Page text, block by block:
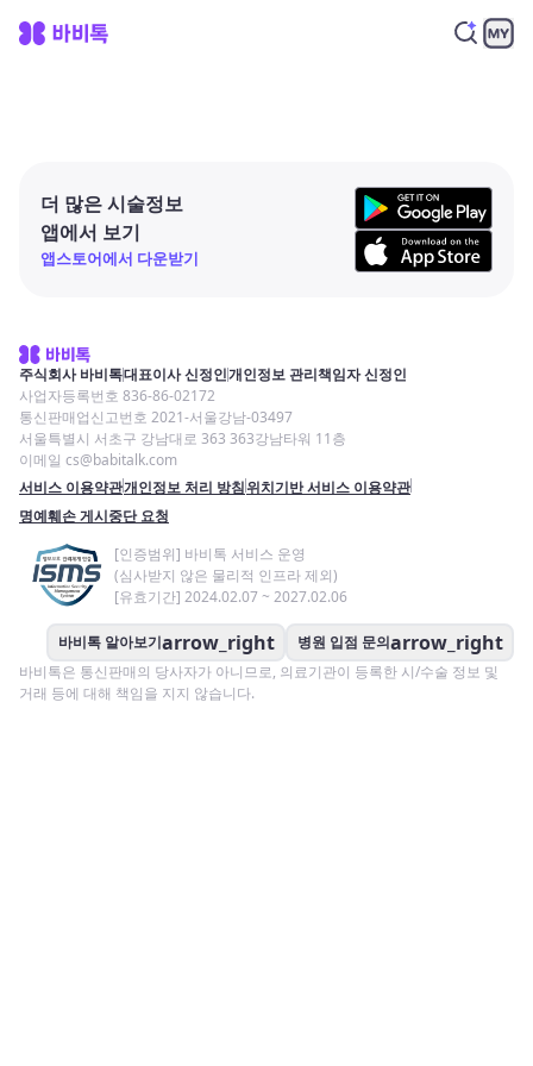
더 많은 시술정보
앱에서 보기
앱스토어에서 다운받기
주식회사 바비톡대표이사 신정인개인정보 관리책임자 신정인
사업자등록번호 836-86-02172
통신판매업신고번호 2021-서울강남-03497
서울특별시 서초구 강남대로 363 363강남타워 11층
이메일 cs@babitalk.com
서비스 이용약관개인정보 처리 방침위치기반 서비스 이용약관
명예훼손 게시중단 요청
[인증범위] 바비톡 서비스 운영
(심사받지 않은 물리적 인프라 제외)
[유효기간] 2024.02.07 ~ 2027.02.06
바비톡 알아보기arrow_right 병원 입점 문의arrow_right
바비톡은 통신판매의 당사자가 아니므로, 의료기관이 등록한 시/수술 정보 및
거래 등에 대해 책임을 지지 않습니다.